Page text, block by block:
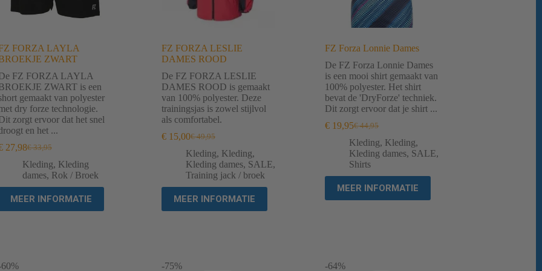
FORZA LAYLA
ZWART
FZ FORZA LAYLA
ZWART is een
gemaakt van polyester
dry forze technologie.
zorgt ervoor dat het snel
en het ...
€33,95
Oorspronkelijke
prijs
was:
€ 33,95.
27,98Huidige
prijs
is:
€ 27,98.
Kleding, Kleding
dames, Rok / Broek
MEER INFORMATIE
FZ FORZA LESLIE
DAMES ROOD
De FZ FORZA LESLIE
DAMES ROOD is gemaakt
van 100% polyester. Deze
trainingsjas is zowel stijlvol
als comfortabel.
€49,95
Oorspronkelijke
prijs
was:
€ 49,95.
€ 15,00Huidige
prijs
is:
€ 15,00.
Kleding, Kleding,
Kleding dames, SALE,
Training jack / broek
MEER INFORMATIE
FZ Forza Lonnie Dames
De FZ Forza Lonnie Dames
is een mooi shirt gemaakt van
100% polyester. Het shirt
bevat de 'DryForze' techniek.
Dit zorgt ervoor dat je shirt ...
€44,95
Oorspronkelijke
prijs
was:
€ 44,95.
€ 19,95Huidige
prijs
is:
€ 19,95.
Kleding, Kleding,
Kleding dames, SALE,
Shirts
MEER INFORMATIE
-75% -64%